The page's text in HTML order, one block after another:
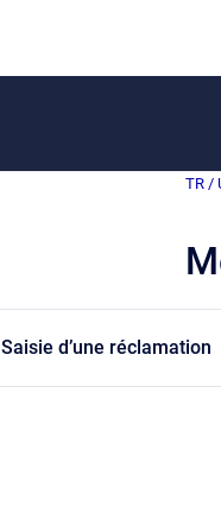
TR /
Saisie d’une réclamation